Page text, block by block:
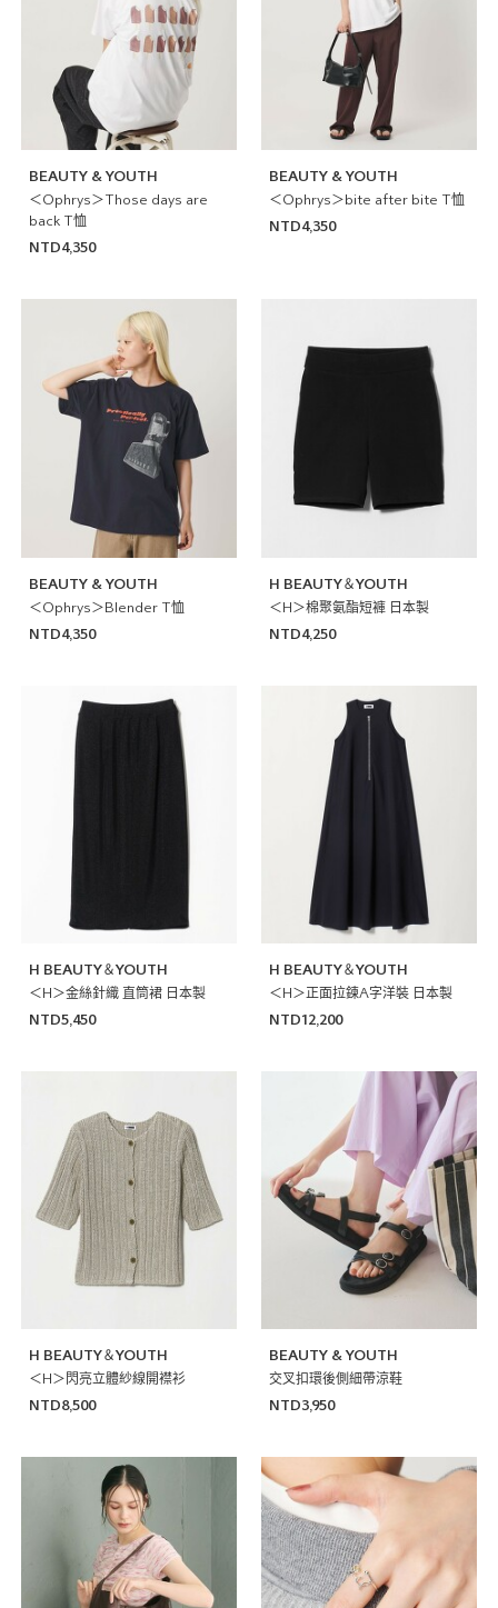
BEAUTY & YOUTH
＜Ophrys＞Those days are
back T恤
NTD4,350
BEAUTY & YOUTH
＜Ophrys＞bite after bite T恤
NTD4,350
BEAUTY & YOUTH
＜Ophrys＞Blender T恤
NTD4,350
H BEAUTY＆YOUTH
＜H＞棉聚氨酯短褲 日本製
NTD4,250
H BEAUTY＆YOUTH
＜H＞金絲針織 直筒裙 日本製
NTD5,450
H BEAUTY＆YOUTH
＜H＞正面拉鍊A字洋裝 日本製
NTD12,200
H BEAUTY＆YOUTH
＜H＞閃亮立體紗線開襟衫
NTD8,500
BEAUTY & YOUTH
交叉扣環後側細帶涼鞋
NTD3,950